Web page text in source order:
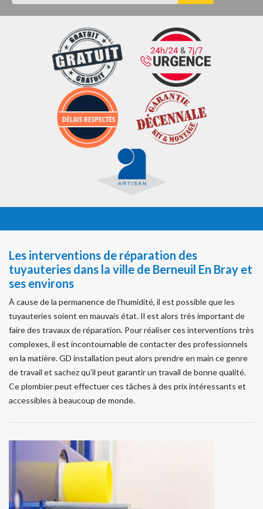
Les interventions de réparation des
tuyauteries dans la ville de Berneuil En Bray et
ses environs
À cause de la permanence de l'humidité, il est possible que les
tuyauteries soient en mauvais état. Il est alors très important de
faire des travaux de réparation. Pour réaliser ces interventions très
complexes, il est incontournable de contacter des professionnels
en la matière. GD installation peut alors prendre en main ce genre
de travail et sachez qu'il peut garantir un travail de bonne qualité.
Ce plombier peut effectuer ces tâches à des prix intéressants et
accessibles à beaucoup de monde.